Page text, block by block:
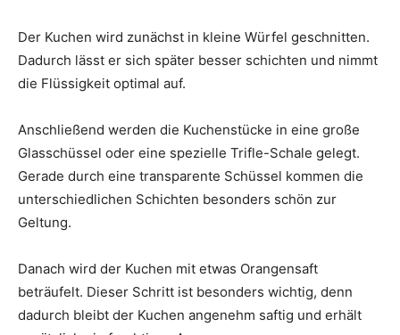
Der Kuchen wird zunächst in kleine Würfel geschnitten.
Dadurch lässt er sich später besser schichten und nimmt
die Flüssigkeit optimal auf.
Anschließend werden die Kuchenstücke in eine große
Glasschüssel oder eine spezielle Trifle-Schale gelegt.
Gerade durch eine transparente Schüssel kommen die
unterschiedlichen Schichten besonders schön zur
Geltung.
Danach wird der Kuchen mit etwas Orangensaft
beträufelt. Dieser Schritt ist besonders wichtig, denn
dadurch bleibt der Kuchen angenehm saftig und erhält